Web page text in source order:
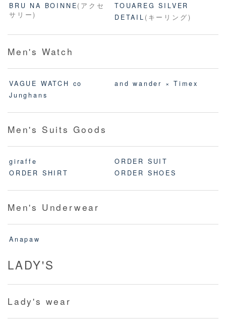
BRU NA BOINNE(アクセ
サリー)
TOUAREG SILVER
DETAIL (キーリング)
Men's Watch
VAGUE WATCH co
and wander × Timex
Junghans
Men's Suits Goods
giraffe
ORDER SUIT
ORDER SHIRT
ORDER SHOES
Men's Underwear
Anapaw
LADY'S
Lady's wear